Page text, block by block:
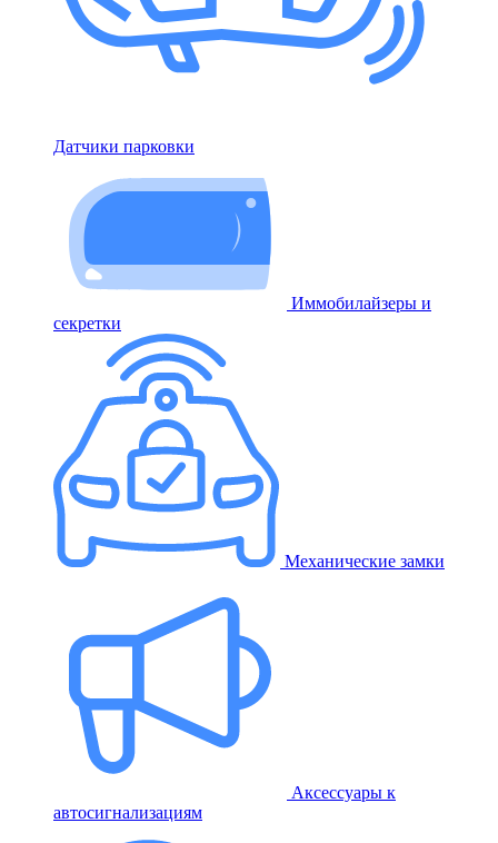
Датчики парковки
Иммобилайзеры и
секретки
Механические замки
Аксессуары к
автосигнализациям